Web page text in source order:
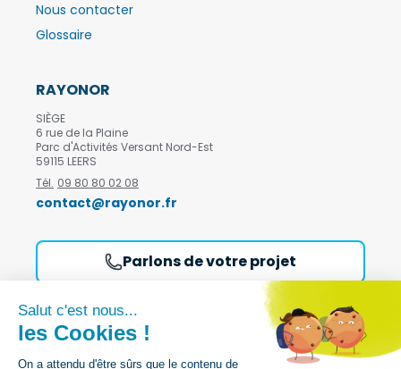
Nous contacter
Glossaire
RAYONOR
SIÈGE
6 rue de la Plaine
Parc d'Activités Versant Nord-Est
59115 LEERS
Tél. 09 80 80 02 08
contact@rayonor.fr
Parlons de votre projet
Demandez notre catalogue